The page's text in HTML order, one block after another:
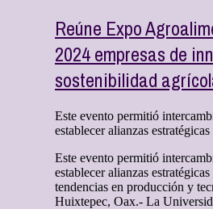
Reúne Expo
2024 empresas de
sostenibilidad
Este evento permitió
establecer alianzas
Este evento permitió
establecer alianzas
tendencias en producción y
Huixtepec, Oax.- La